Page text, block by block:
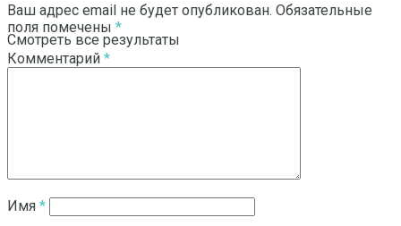
Смотреть все результаты
Ваш адрес email не будет опубликован. Обязательные
поля помечены *
Комментарий *
Имя *